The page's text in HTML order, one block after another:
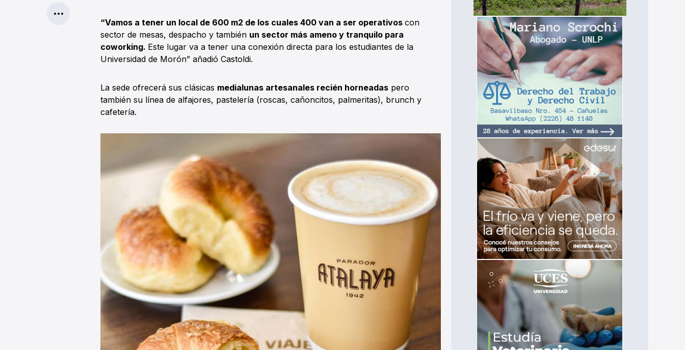
“Vamos a tener un local de 600 m2 de los cuales 400 van a ser operativos con
sector de mesas, despacho y también un sector más ameno y tranquilo para
coworking. Este lugar va a tener una conexión directa para los estudiantes de la
Universidad de Morón” añadió Castoldi.
La sede ofrecerá sus clásicas medialunas artesanales recién horneadas pero
también su línea de alfajores, pastelería (roscas, cañoncitos, palmeritas), brunch y
cafetería.